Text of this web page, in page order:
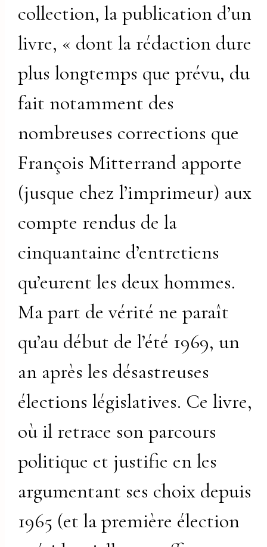
collection, la publication d’un
livre, « dont la rédaction dure
plus longtemps que prévu, du
fait notamment des
nombreuses corrections que
François Mitterrand apporte
(jusque chez l’imprimeur) aux
compte rendus de la
cinquantaine d’entretiens
qu’eurent les deux hommes.
Ma part de vérité ne paraît
qu’au début de l’été 1969, un
an après les désastreuses
élections législatives. Ce livre,
où il retrace son parcours
politique et justifie en les
argumentant ses choix depuis
1965 (et la première élection